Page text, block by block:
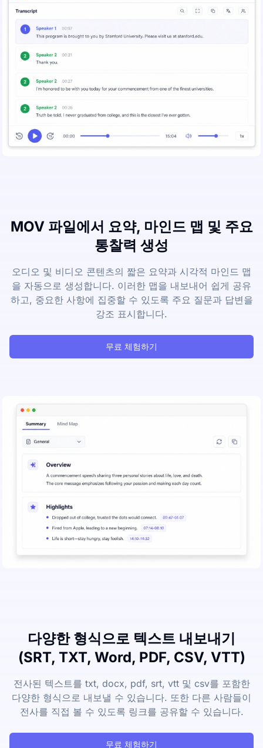
MOV 파일에서 요약, 마인드 맵 및 주요
통찰력 생성
오디오 및 비디오 콘텐츠의 짧은 요약과 시각적 마인드 맵
을 자동으로 생성합니다. 이러한 맵을 내보내어 쉽게 공유
하고, 중요한 사항에 집중할 수 있도록 주요 질문과 답변을
강조 표시합니다.
무료 체험하기
다양한 형식으로 텍스트 내보내기
(SRT, TXT, Word, PDF, CSV, VTT)
전사된 텍스트를 txt, docx, pdf, srt, vtt 및 csv를 포함한
다양한 형식으로 내보낼 수 있습니다. 또한 다른 사람들이
전사를 직접 볼 수 있도록 링크를 공유할 수 있습니다.
무료 체험하기